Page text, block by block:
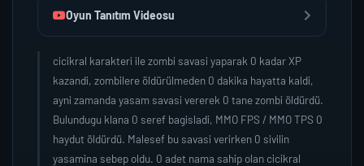
Oyun Tanıtım Videosu
cicikral karakteri ile zombi savasi yaparak 0 kadar XP
kazandi, zombilere öldürülmeden 0 dakika hayatta kaldi,
ayni zamanda yasam savasi vererek 0 tane zombi öldürdü.
Bulundugu klana 0 seref bagisladi, MMO FPS / MMO TPS 0
haydut öldürdü. Malesef bu savasi verirken 0 sivilin
yasamina sebep oldu. 0 adet nama sahip olan cicikral